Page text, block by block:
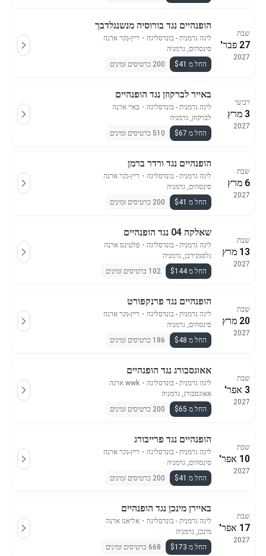
שבת
27 פבר'
2027
הופנהיים נגד בורוסיה מנשנגלדבך
ליגה גרמנית - בונדסליגה ・ ריין-נקר ארנה
סינסהים, גרמניה
החל מ $41
200 כרטיסים זמינים
רביעי
3 מרץ
2027
באייר לברקוזן נגד הופנהיים
ליגה גרמנית - בונדסליגה ・ באיי ארנה
לברקוזן, גרמניה
החל מ $67
510 כרטיסים זמינים
שבת
6 מרץ
2027
הופנהיים נגד ורדר ברמן
ליגה גרמנית - בונדסליגה ・ ריין-נקר ארנה
סינסהים, גרמניה
החל מ $41
200 כרטיסים זמינים
שבת
13 מרץ
2027
שאלקה 04 נגד הופנהיים
ליגה גרמנית - בונדסליגה ・ פלטינס ארנה
גלסנקירכן, גרמניה
החל מ $144
102 כרטיסים זמינים
שבת
20 מרץ
2027
הופנהיים נגד פרנקפורט
ליגה גרמנית - בונדסליגה ・ ריין-נקר ארנה
סינסהים, גרמניה
החל מ $48
186 כרטיסים זמינים
שבת
3 אפר'
2027
אאוגסבורג נגד הופנהיים
ליגה גרמנית - בונדסליגה ・ wwk ארנה
אאוגסבורג, גרמניה
החל מ $65
200 כרטיסים זמינים
שבת
10 אפר'
2027
הופנהיים נגד פרייבורג
ליגה גרמנית - בונדסליגה ・ ריין-נקר ארנה
סינסהים, גרמניה
החל מ $41
200 כרטיסים זמינים
שבת
17 אפר'
2027
באיירן מינכן נגד הופנהיים
ליגה גרמנית - בונדסליגה ・ אליאנז ארנה
מינכן, גרמניה
החל מ $173
668 כרטיסים זמינים